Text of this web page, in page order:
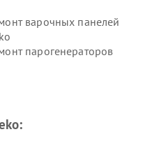
варочных панелей
парогенераторов
морозильных камер